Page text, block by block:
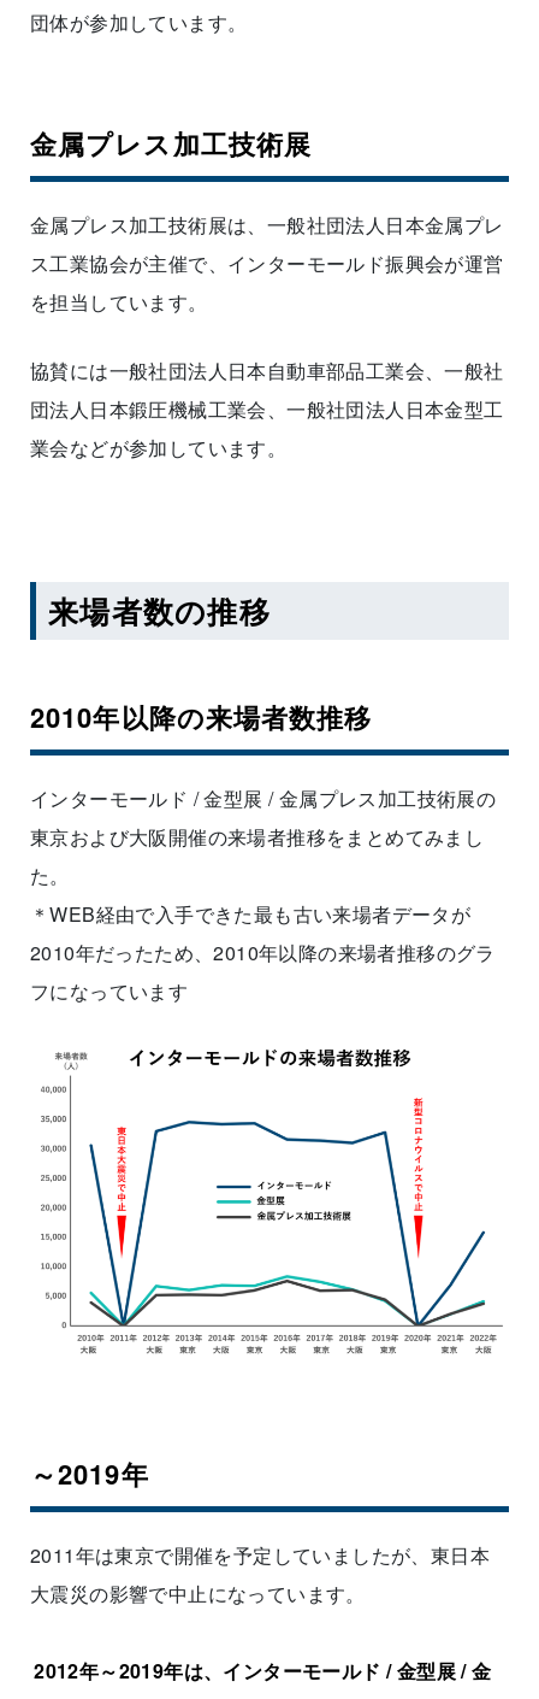
団体が参加しています。
金属プレス加工技術展
金属プレス加工技術展は、一般社団法人日本金属プレ
ス工業協会が主催で、インターモールド振興会が運営
を担当しています。
協賛には一般社団法人日本自動車部品工業会、一般社
団法人日本鍛圧機械工業会、一般社団法人日本金型工
業会などが参加しています。
来場者数の推移
2010年以降の来場者数推移
インターモールド / 金型展 / 金属プレス加工技術展の
東京および大阪開催の来場者推移をまとめてみまし
た。
＊WEB経由で入手できた最も古い来場者データが
2010年だったため、2010年以降の来場者推移のグラ
フになっています
～2019年
2011年は東京で開催を予定していましたが、東日本
大震災の影響で中止になっています。
2012年～2019年は、インターモールド / 金型展 / 金